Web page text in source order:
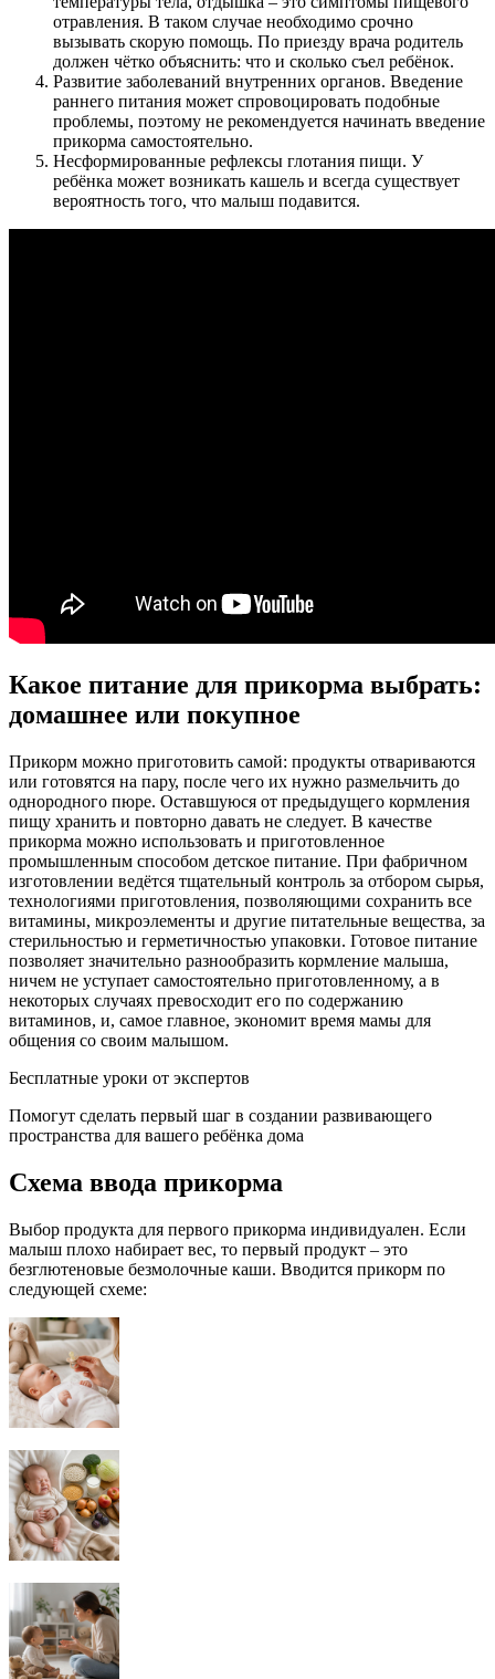
отравления. В таком случае необходимо срочно
вызывать скорую помощь. По приезду врача родитель
должен чётко объяснить: что и сколько съел ребёнок.
Развитие заболеваний внутренних органов. Введение
раннего питания может спровоцировать подобные
проблемы, поэтому не рекомендуется начинать введение
прикорма самостоятельно.
Несформированные рефлексы глотания пищи. У
ребёнка может возникать кашель и всегда существует
вероятность того, что малыш подавится.
Какое питание для прикорма выбрать:
домашнее или покупное
Прикорм можно приготовить самой: продукты отвариваются
или готовятся на пару, после чего их нужно размельчить до
однородного пюре. Оставшуюся от предыдущего кормления
пищу хранить и повторно давать не следует. В качестве
прикорма можно использовать и приготовленное
промышленным способом детское питание. При фабричном
изготовлении ведётся тщательный контроль за отбором сырья,
технологиями приготовления, позволяющими сохранить все
витамины, микроэлементы и другие питательные вещества, за
стерильностью и герметичностью упаковки. Готовое питание
позволяет значительно разнообразить кормление малыша,
ничем не уступает самостоятельно приготовленному, а в
некоторых случаях превосходит его по содержанию
витаминов, и, самое главное, экономит время мамы для
общения со своим малышом.
Бесплатные уроки от экспертов
Помогут сделать первый шаг в создании развивающего
пространства для вашего ребёнка дома
Схема ввода прикорма
Выбор продукта для первого прикорма индивидуален. Если
малыш плохо набирает вес, то первый продукт – это
безглютеновые безмолочные каши. Вводится прикорм по
следующей схеме: